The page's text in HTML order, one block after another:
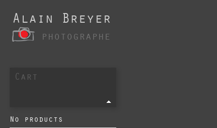
Alain Breyer
photographe
Cart
No products